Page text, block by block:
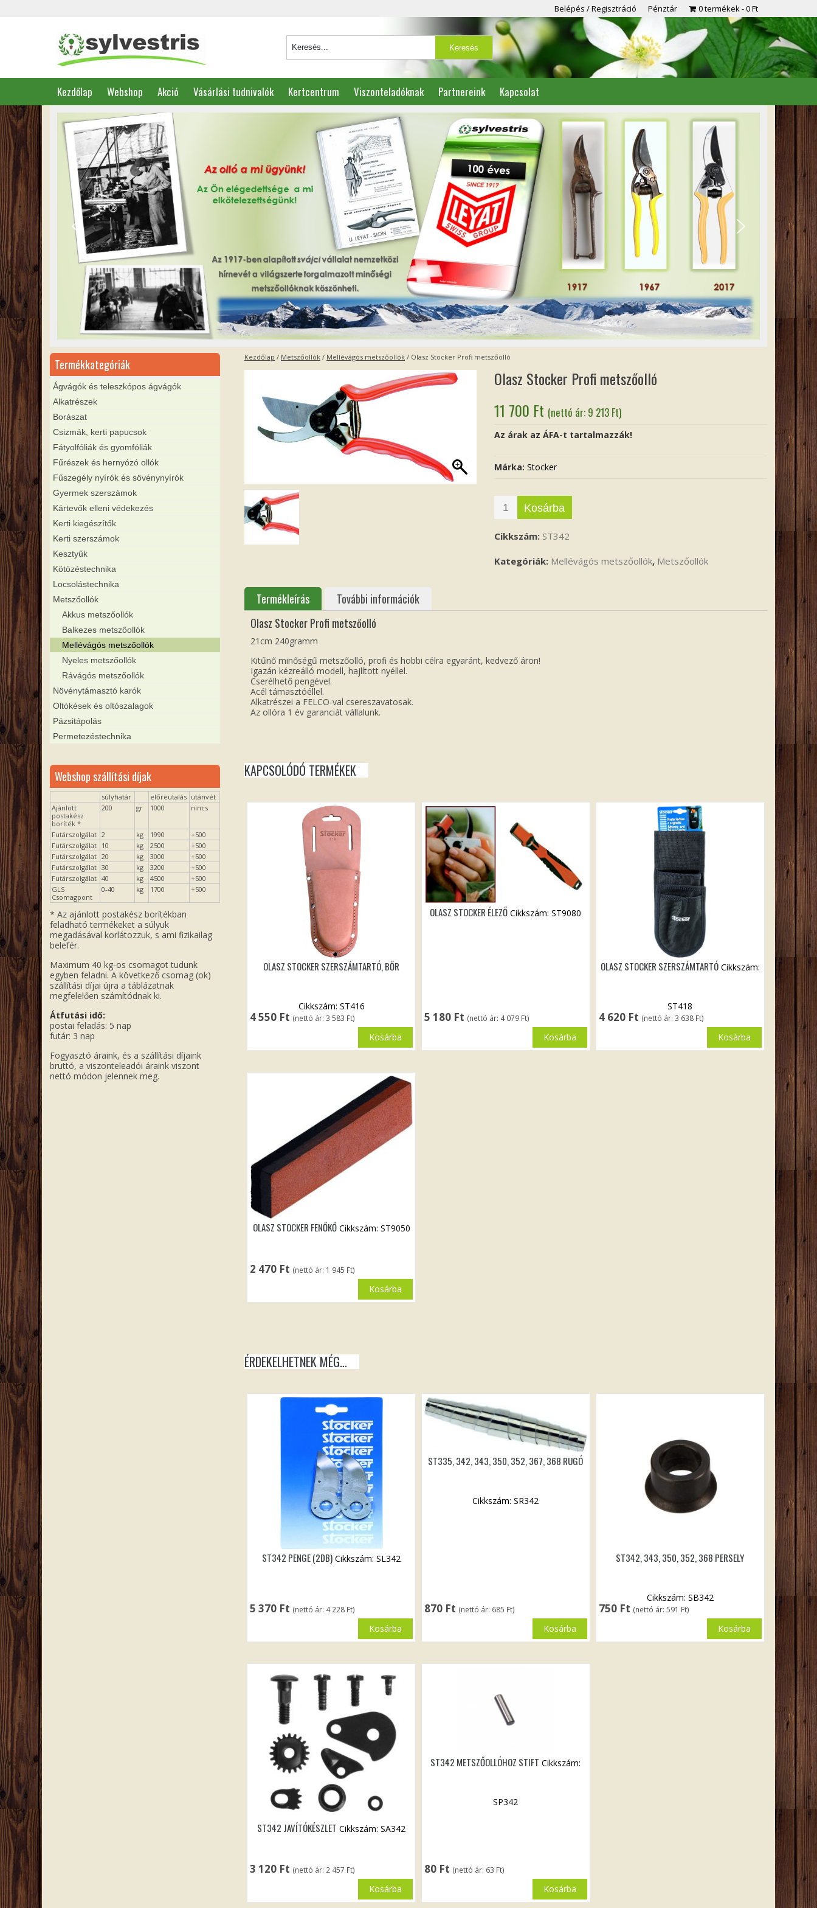
Belépés / Regisztráció Pénztár 0 termékek 0 Ft
Kezdőlap Webshop Akció Vásárlási tudnivalók Kertcentrum Viszonteladóknak Partnereink Kapcsolat
Kezdőlap / Metszőollók / Mellévágós metszőollók / Olasz Stocker Profi metszőolló
Olasz Stocker Profi metszőolló
11 700 Ft (nettó ár: 9 213 Ft)
Az árak az ÁFA-t tartalmazzák!
Márka: Stocker
Kosárba
Cikkszám: ST342
Kategóriák: Mellévágós metszőollók, Metszőollók
Termékleírás
További információk
Olasz Stocker Profi metszőolló
21cm 240gramm
Kitűnő minőségű metszőolló, profi és hobbi célra egyaránt, kedvező áron!
Igazán kézreálló modell, hajlított nyéllel.
Cserélhető pengével.
Acél támasztóéllel.
Alkatrészei a FELCO-val csereszavatosak.
Az ollóra 1 év garanciát vállalunk.
KAPCSOLÓDÓ TERMÉKEK
OLASZ STOCKER SZERSZÁMTARTÓ, BŐR
4 550 Ft (nettó ár:3 583 Ft)
Cikkszám: ST416
Kosárba
OLASZ STOCKER ÉLEZŐ
5 180 Ft (nettó ár: 4 079 Ft)
Cikkszám: ST9080
Kosárba
OLASZ STOCKER SZERSZÁMTARTÓ
4 620 Ft (nettó ár: 3 638 Ft)
Cikkszám:
ST418
Kosárba
OLASZ STOCKER FENŐKŐ
2 470 Ft (nettó ár: 1 945 Ft)
Cikkszám: ST9050
Kosárba
ÉRDEKELHETNEK MÉG…
ST342 PENGE (2DB)
5 370 Ft (nettó ár: 4 228 Ft)
Cikkszám: SL342
Kosárba
ST335, 342, 343, 350, 352, 367, 368 RUGÓ
870 Ft (nettó ár: 685 Ft)
Cikkszám: SR342
Kosárba
ST342, 343, 350, 352, 368 PERSELY
750 Ft (nettó ár: 591 Ft)
Cikkszám: SB342
Kosárba
ST342 JAVÍTÓKÉSZLET
3 120 Ft (nettó ár: 2 457 Ft)
Cikkszám: SA342
Kosárba
ST342 METSZŐOLLÓHOZ STIFT
80 Ft (nettó ár: 63 Ft)
Cikkszám:
SP342
Kosárba
Termékkategóriák
Ágvágók és teleszkópos ágvágók
Alkatrészek
Borászat
Csizmák, kerti papucsok
Fátyolfóliák és gyomfóliák
Fűrészek és hernyózó ollók
Fűszegély nyírók és sövénynyírók
Gyermek szerszámok
Kártevők elleni védekezés
Kerti kiegészítők
Kerti szerszámok
Kesztyűk
Kötözéstechnika
Locsolástechnika
Metszőollók
Akkus metszőollók
Balkezes metszőollók
Mellévágós metszőollók
Nyeles metszőollók
Rávágós metszőollók
Növénytámasztó karók
Oltókések és oltószalagok
Pázsitápolás
Permetezéstechnika
Webshop szállítási díjak
súlyhatár előreutalás utánvét
Ajánlott
postakész
boríték *
200 gr 1000 nincs
Futárszolgálat 2 kg 1990
+500
Futárszolgálat 10 kg 2500
+500
Futárszolgálat 20 kg 3000
+500
Futárszolgálat 30 kg 3200
+500
Futárszolgálat 40 kg 4500
+500
GLS
Csomagpont
0-40 kg 1700 +500
* Az ajánlott postakész borítékban
feladható termékeket a súlyuk
megadásával korlátozzuk, s ami fizikailag
belefér.
Maximum 40 kg-os csomagot tudunk
egyben feladni. A következő csomag (ok)
szállítási díjai újra a táblázatnak
megfelelően számítódnak ki.
Átfutási idő:
postai feladás: 5 nap
futár: 3 nap
Fogyasztó áraink, és a szállítási díjaink
bruttó, a viszonteleadói áraink viszont
nettó módon jelennek meg.